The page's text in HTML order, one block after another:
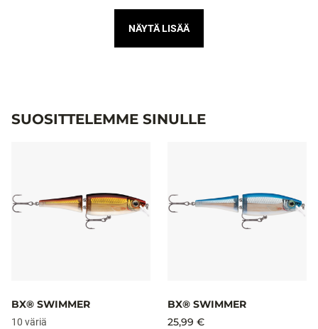
NÄYTÄ LISÄÄ
SUOSITTELEMME SINULLE
BX® SWIMMER
10 väriä
BX® SWIMMER
25,99 €